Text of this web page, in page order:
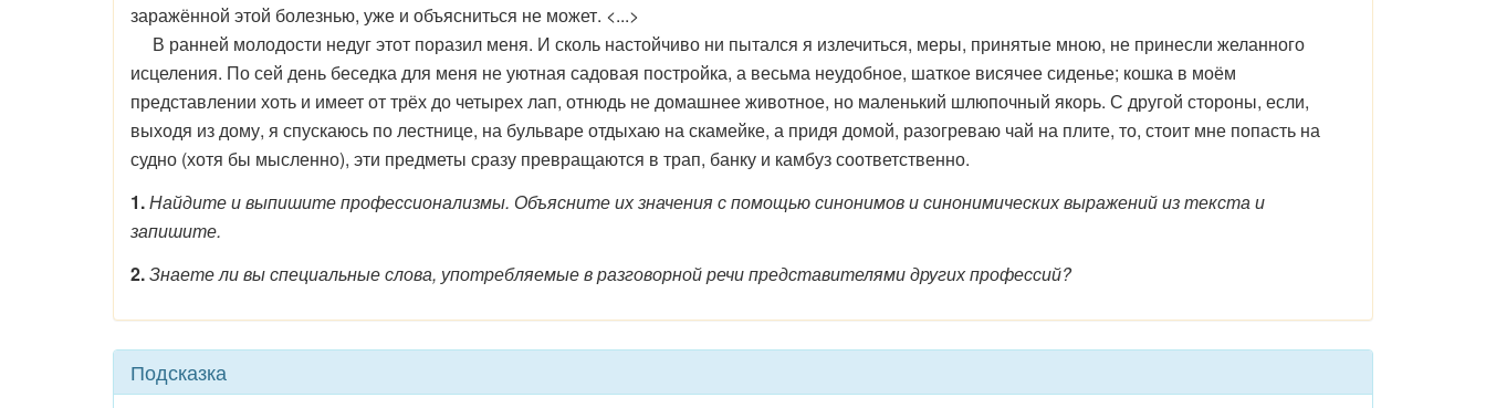
заражённой этой болезнью, уже и объясниться не может. <...>
В ранней молодости недуг этот поразил меня. И сколь настойчиво ни пытался я излечиться, меры, принятые мною, не принесли желанного
исцеления. По сей день беседка для меня не уютная садовая постройка, а весьма неудобное, шаткое висячее сиденье; кошка в моём
представлении хоть и имеет от трёх до четырех лап, отнюдь не домашнее животное, но маленький шлюпочный якорь. С другой стороны, если,
выходя из дому, я спускаюсь по лестнице, на бульваре отдыхаю на скамейке, а придя домой, разогреваю чай на плите, то, стоит мне попасть на
судно (хотя бы мысленно), эти предметы сразу превращаются в трап, банку и камбуз соответственно.
1.Найдите и выпишите профессионализмы. Объясните их значения с помощью синонимов и синонимических выражений из текста и
запишите.
2.Знаете ли вы специальные слова, употребляемые в разговорной речи представителями других профессий?
Подсказка